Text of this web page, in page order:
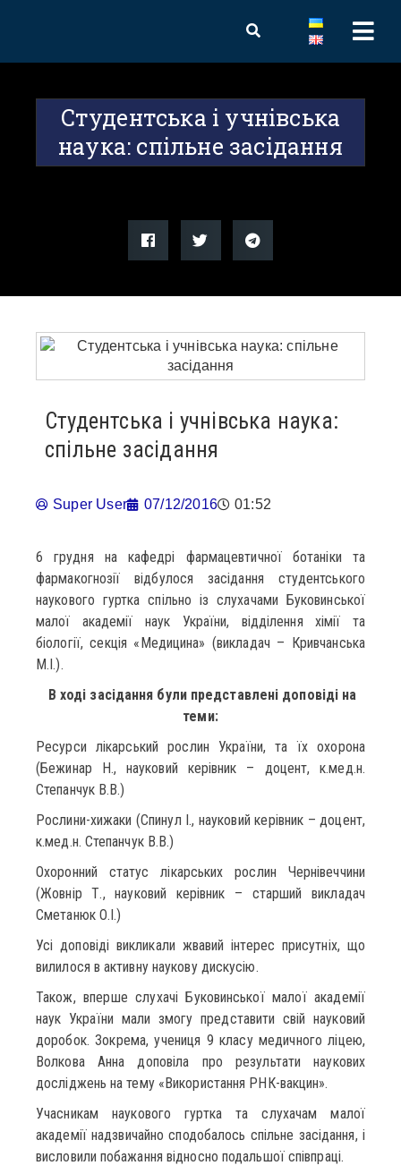
Студентська і учнівська
наука: спільне засідання
Студентська і учнівська наука:
спільне засідання
Super User 07/12/2016 01:52
6 грудня на кафедрі фармацевтичної ботаніки та
фармакогнозії відбулося засідання студентського
наукового гуртка спільно із слухачами Буковинської
малої академії наук України, відділення хімії та
біології, секція «Медицина» (викладач – Кривчанська
М.І.).
В ході засідання були представлені доповіді на
теми:
Ресурси лікарський рослин України, та їх охорона
(Бежинар Н., науковий керівник – доцент, к.мед.н.
Степанчук В.В.)
Рослини-хижаки (Спинул І., науковий керівник – доцент,
к.мед.н. Степанчук В.В.)
Охоронний статус лікарських рослин Чернівеччини
(Жовнір Т., науковий керівник – старший викладач
Сметанюк О.І.)
Усі доповіді викликали жвавий інтерес присутніх, що
вилилося в активну наукову дискусію.
Також, вперше слухачі Буковинської малої академії
наук України мали змогу представити свій науковий
доробок. Зокрема, учениця 9 класу медичного ліцею,
Волкова Анна доповіла про результати наукових
досліджень на тему «Використання РНК-вакцин».
Учасникам наукового гуртка та слухачам малої
академії надзвичайно сподобалось спільне засідання, і
висловили побажання відносно подальшої співпраці.